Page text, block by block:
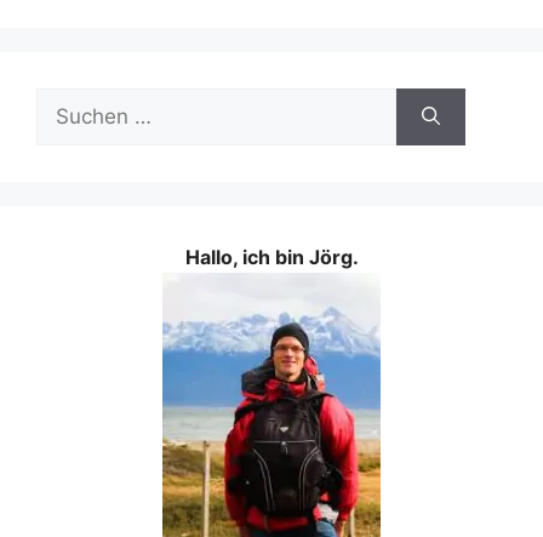
nach:
Hallo, ich bin Jörg.